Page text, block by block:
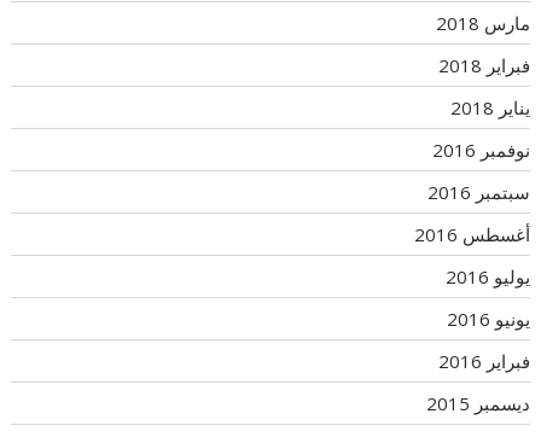
مارس 2018
فبراير 2018
يناير 2018
نوفمبر 2016
سبتمبر 2016
أغسطس 2016
يوليو 2016
يونيو 2016
فبراير 2016
ديسمبر 2015